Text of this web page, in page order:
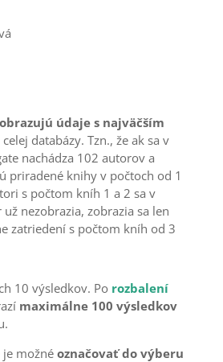
údaje s najväčším
celej databázy. Tzn., že ak sa v
nachádza 102 autorov a
priradené knihy v počtoch od 1
s počtom kníh 1 a 2 sa v
nezobrazia, zobrazia sa len
zatriedení s počtom kníh od 3
10 výsledkov. Po rozbalení
maximálne 100 výsledkov
možné označovať do výberu